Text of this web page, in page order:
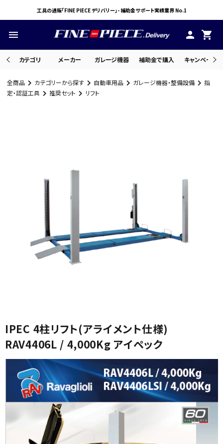
工具の通販「FINE PIECE デリバリー」- 補助金サポート実績業界 No.1
menu person shopping_cart
カテゴリ メーカー ガレージ機器 補助金で購入 キャンペーン
メーカーから選ぶ
ガレージ機器
補助金で購入
全商品 カテゴリーから探す 自動車用品 ガレージ機器・整備設備
指
定・認証工具
推奨セット リフト
IPEC 4柱リフト(アライメント仕様)
RAV4406L / 4,000Kg アイペック